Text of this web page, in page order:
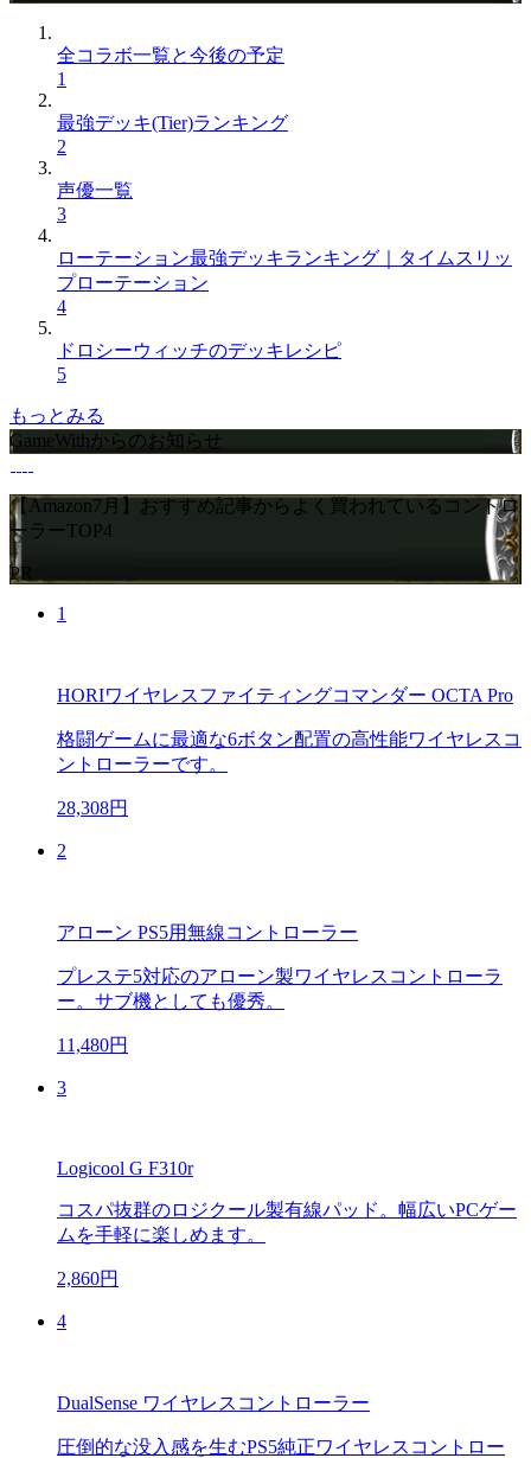
全コラボ一覧と今後の予定
1
最強デッキ(Tier)ランキング
2
声優一覧
3
ローテーション最強デッキランキング｜タイムスリッ
プローテーション
4
ドロシーウィッチのデッキレシピ
5
もっとみる
GameWithからのお知らせ
【Amazon7月】おすすめ記事からよく買われているコントロ
ーラーTOP4
PR
1
HORIワイヤレスファイティングコマンダー OCTA Pro
格闘ゲームに最適な6ボタン配置の高性能ワイヤレスコ
ントローラーです。
28,308円
2
アローン PS5用無線コントローラー
プレステ5対応のアローン製ワイヤレスコントローラ
ー。サブ機としても優秀。
11,480円
3
Logicool G F310r
コスパ抜群のロジクール製有線パッド。幅広いPCゲー
ムを手軽に楽しめます。
2,860円
4
DualSense ワイヤレスコントローラー
圧倒的な没入感を生むPS5純正ワイヤレスコントロー